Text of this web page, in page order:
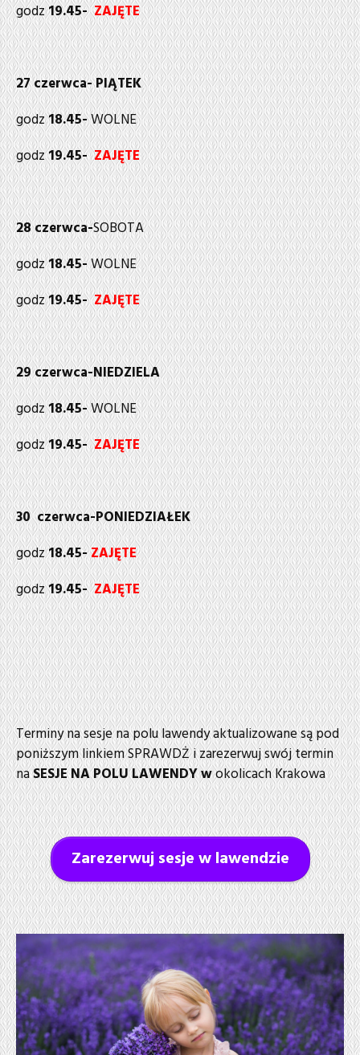
godz19.45-ZAJĘTE
27 czerwca- PIĄTEK
godz18.45-WOLNE
godz19.45-ZAJĘTE
28 czerwca-SOBOTA
godz18.45-WOLNE
godz19.45-ZAJĘTE
29 czerwca-NIEDZIELA
godz18.45-WOLNE
godz19.45-ZAJĘTE
30 czerwca-PONIEDZIAŁEK
godz18.45-ZAJĘTE
godz19.45-ZAJĘTE
Terminy na sesje na polu lawendy aktualizowane są pod
poniższym linkiem SPRAWDŻ i zarezerwuj swój termin
naSESJE NA POLU LAWENDY wokolicach Krakowa
Zarezerwuj sesje w lawendzie